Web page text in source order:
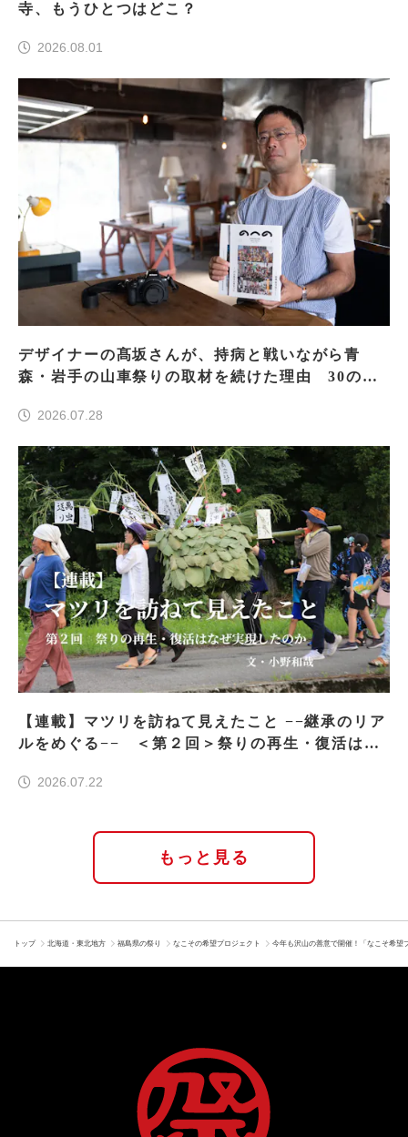
寺、もうひとつはどこ？
2026.08.01
デザイナーの髙坂さんが、持病と戦いながら青
森・岩手の山車祭りの取材を続けた理由 30の山
2026.07.28
【連載】マツリを訪ねて見えたこと −−継承のリア
ルをめぐる−− ＜第２回＞祭りの再生・復活はな
2026.07.22
もっと見る
トップ 北海道・東北地方 福島県の祭り なこその希望プロジェクト 今年も沢山の善意で開催！「なこそ希望